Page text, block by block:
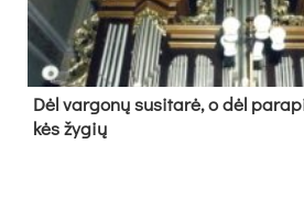
Dėl var­go­nų su­si­ta­rė, o dėl
kės žy­gių